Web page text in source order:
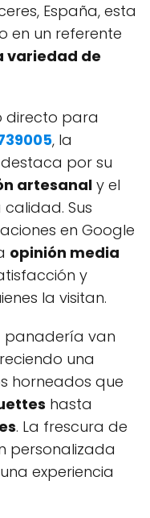
España, esta
en un referente
variedad de
directo para
, la
por su
artesanal y el
Sus
en Google
opinión media
y
la visitan.
panadería van
una
horneados que
hasta
. La frescura de
personalizada
experiencia